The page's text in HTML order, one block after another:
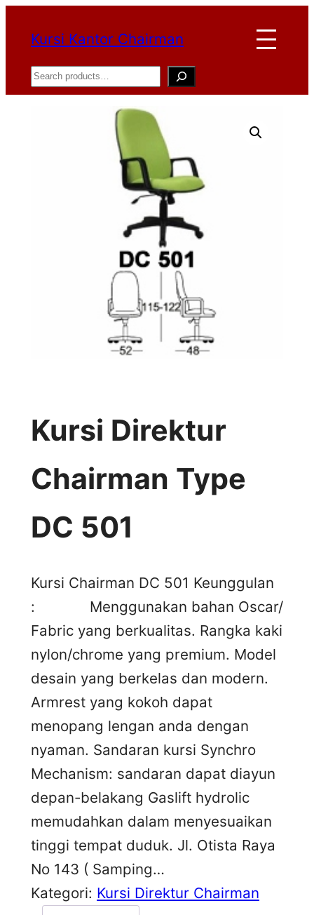
konten
Kursi Kantor Chairman
Search
Kursi Direktur
Chairman Type
DC 501
Kursi Chairman DC 501 Keunggulan
: Menggunakan bahan Oscar/
Fabric yang berkualitas. Rangka kaki
nylon/chrome yang premium. Model
desain yang berkelas dan modern.
Armrest yang kokoh dapat
menopang lengan anda dengan
nyaman. Sandaran kursi Synchro
Mechanism: sandaran dapat diayun
depan-belakang Gaslift hydrolic
memudahkan dalam menyesuaikan
tinggi tempat duduk. Jl. Otista Raya
No 143 ( Samping…
Kategori: Kursi Direktur Chairman